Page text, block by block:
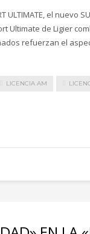
ULTIMATE, el
Ultimate de Ligier
refuerzan el
LICENCIA AM